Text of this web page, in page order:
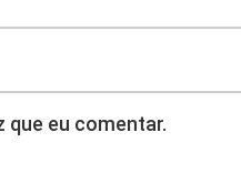
que eu comentar.